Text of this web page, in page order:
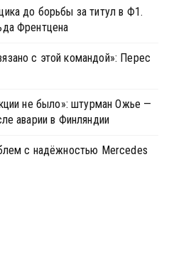
до борьбы за титул в Ф1.
Френтцена
с этой командой»: Перес
не было»: штурман Ожье —
аварии в Финляндии
с надёжностью Mercedes